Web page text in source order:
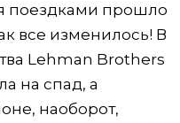
поездками прошло
все изменилось! В
Lehman Brothers
на спад, а
наоборот,